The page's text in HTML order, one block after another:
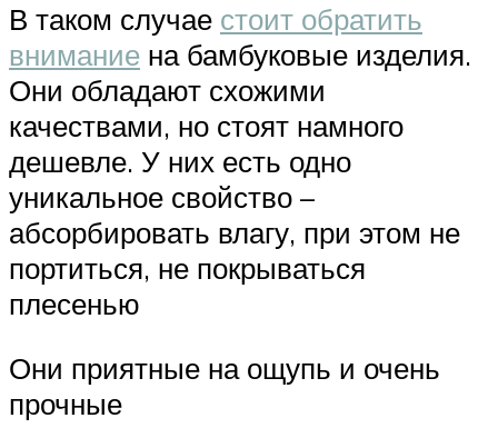
В таком случае стоит обратить
внимание на бамбуковые изделия.
Они обладают схожими
качествами, но стоят намного
дешевле. У них есть одно
уникальное свойство –
абсорбировать влагу, при этом не
портиться, не покрываться
плесенью
Они приятные на ощупь и очень
прочные